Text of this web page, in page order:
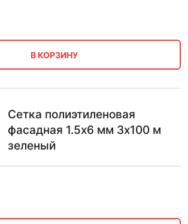
В КОРЗИНУ
Сетка полиэтиленовая
фасадная 1.5х6 мм 3х100 м
зеленый